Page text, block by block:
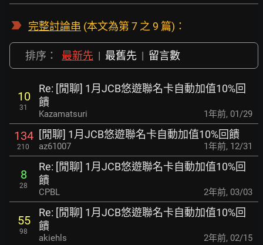
完整討論串 (本文為第 7 之 9 篇)：
排序： 最新先 | 最舊先 | 留言數
10
31
Re: [閒聊] 1月JCB悠遊聯名卡自動加值10%回
饋
Kazamatsuri 1年前, 01/29
134
210
[閒聊] 1月JCB悠遊聯名卡自動加值10%回饋
az61007 1年前, 12/31
8
28
Re: [閒聊] 1月JCB悠遊聯名卡自動加值10%回
饋
CPBL 2年前, 03/03
55
98
Re: [閒聊] 1月JCB悠遊聯名卡自動加值10%回
饋
akiehls 2年前, 02/15